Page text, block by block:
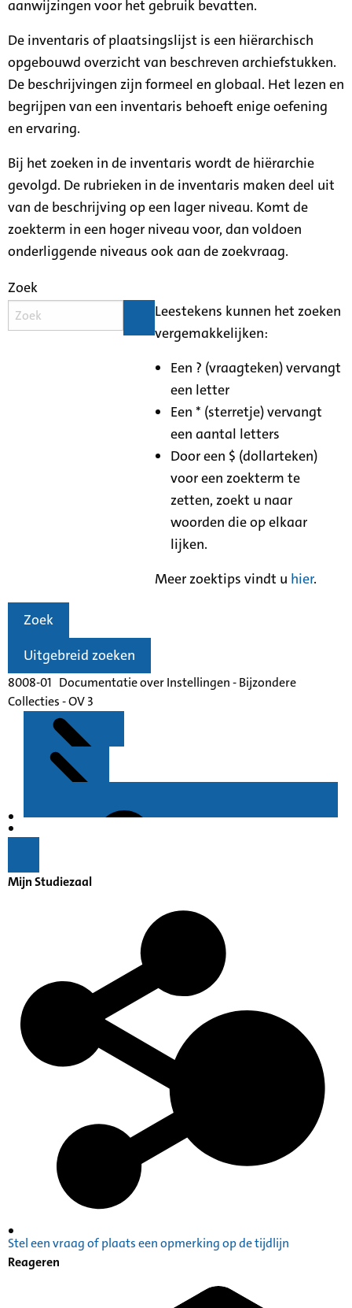
aanwijzingen voor het gebruik bevatten.
De inventaris of plaatsingslijst is een hiërarchisch
opgebouwd overzicht van beschreven archiefstukken.
De beschrijvingen zijn formeel en globaal. Het lezen en
begrijpen van een inventaris behoeft enige oefening
en ervaring.
Bij het zoeken in de inventaris wordt de hiërarchie
gevolgd. De rubrieken in de inventaris maken deel uit
van de beschrijving op een lager niveau. Komt de
zoekterm in een hoger niveau voor, dan voldoen
onderliggende niveaus ook aan de zoekvraag.
Zoek
Leestekens kunnen het zoeken
vergemakkelijken:
Een ? (vraagteken) vervangt
een letter
Een * (sterretje) vervangt
een aantal letters
Door een $ (dollarteken)
voor een zoekterm te
zetten, zoekt u naar
woorden die op elkaar
lijken.
Meer zoektips vindt u hier.
Zoek
Uitgebreid zoeken
8008-01 Documentatie over Instellingen - Bijzondere
Collecties - OV 3
Catalogus: Index alfabetisch geordend A tot Z
Mijn Studiezaal
Stel een vraag of plaats een opmerking op de tijdlijn
Reageren